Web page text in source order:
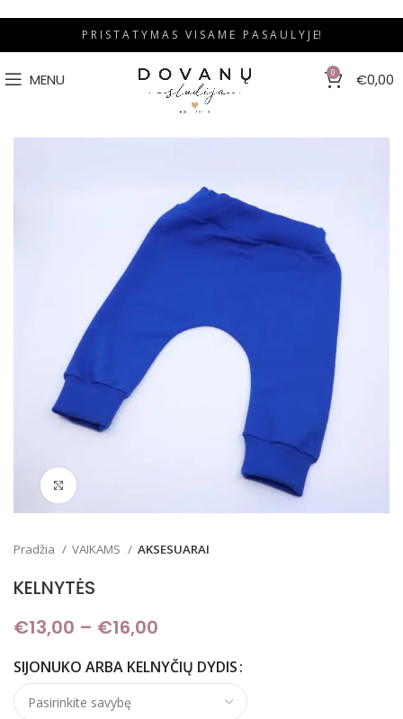
P R I S T A T Y M A S V I S A M E P A S A U L Y J E!
MENU 0 €0,00
Pradžia VAIKAMS AKSESUARAI
KELNYTĖS
€13,00 – €16,00
SIJONUKO ARBA KELNYČIŲ DYDIS